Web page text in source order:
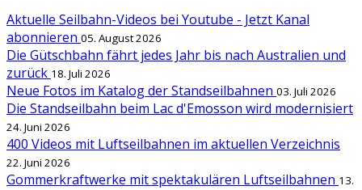
Aktuelle Seilbahn-Videos bei Youtube - Jetzt Kanal
abonnieren 05. August 2026
Die Gütschbahn fährt jedes Jahr bis nach Australien und
zurück 18. Juli 2026
Neue Fotos im Katalog der Standseilbahnen 03. Juli 2026
Die Standseilbahn beim Lac d'Emosson wird modernisiert
24. Juni 2026
400 Videos mit Luftseilbahnen im aktuellen Verzeichnis
22. Juni 2026
Gommerkraftwerke mit spektakulären Luftseilbahnen 13.